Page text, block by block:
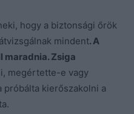
hogy a biztonsági őrök
mindent. A
maradnia. Zsiga
megértette-e vagy
próbálta kierőszakolni a